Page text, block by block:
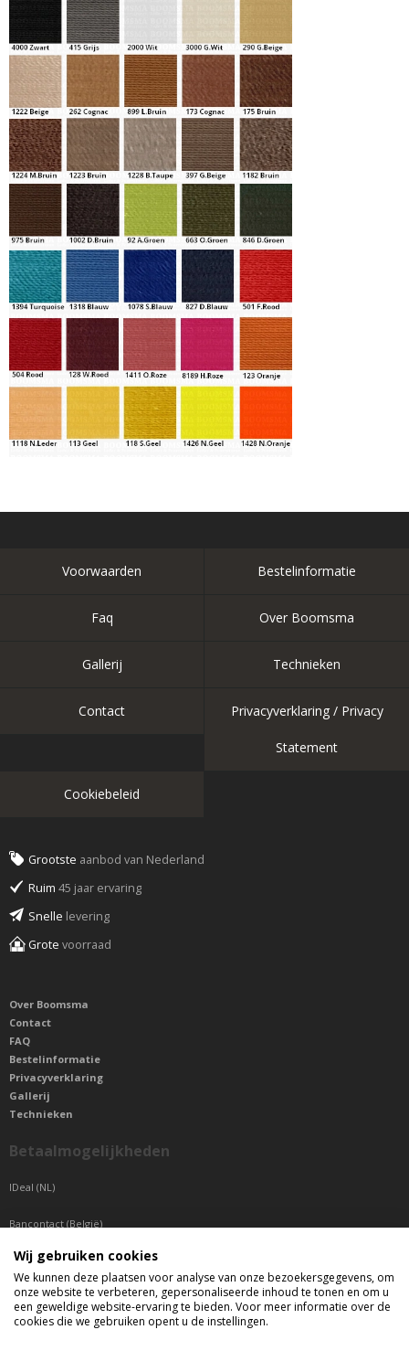
Voorwaarden Bestelinformatie
Faq Over Boomsma
Gallerij Technieken
Contact Privacyverklaring / Privacy
Statement
Cookiebeleid
Grootste aanbod van Nederland
Ruim 45 jaar ervaring
Snelle levering
Grote voorraad
Over Boomsma
Contact
FAQ
Bestelinformatie
Privacyverklaring
Gallerij
Technieken
Betaalmogelijkheden
IDeal (NL)
Bancontact (België)
Sepa betaling (Overige landen)
Telefonisch bereikbaar
Wij gebruiken cookies
We kunnen deze plaatsen voor analyse van onze bezoekersgegevens, om
onze website te verbeteren, gepersonaliseerde inhoud te tonen en om u
een geweldige website-ervaring te bieden. Voor meer informatie over de
cookies die we gebruiken opent u de instellingen.